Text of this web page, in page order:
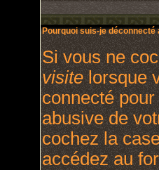
Pourquoi suis-je déconnecté
Si vous ne
visitelorsque
connecté
abusive de
cochez la
accédez au